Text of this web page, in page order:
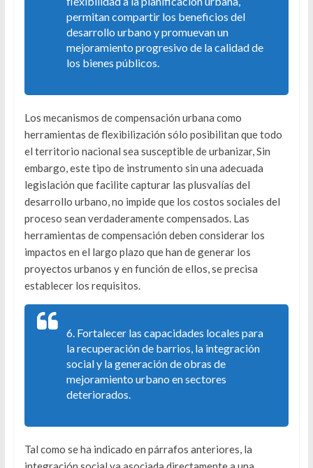
permitan compartir los beneficios del
desarrollo urbano y promuevan un
mejoramiento progresivo de la calidad de
los bienes públicos.
Los mecanismos de compensación urbana como
herramientas de flexibilización sólo posibilitan que todo
el territorio nacional sea susceptible de urbanizar, Sin
embargo, este tipo de instrumento sin una adecuada
legislación que facilite capturar las plusvalías del
desarrollo urbano, no impide que los costos sociales del
proceso sean verdaderamente compensados. Las
herramientas de compensación deben considerar los
impactos en el largo plazo que han de generar los
proyectos urbanos y en función de ellos, se precisa
establecer los requisitos.
6. Fortalecer las capacidades locales para
la recuperación de barrios, la integración
social y la generación de obras de
mejoramiento urbano en sectores
deteriorados.
Tal como se ha indicado en párrafos anteriores, la